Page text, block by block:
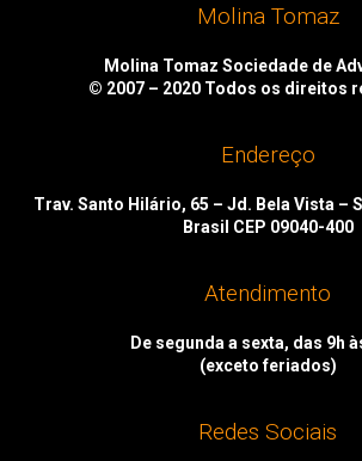
Molina Tomaz
Molina Tomaz Sociedade de
© 2007 – 2020 Todos os direitos
Endereço
Trav. Santo Hilário, 65 – Jd. Bela Vista –
Brasil CEP 09040-400
Atendimento
De segunda a sexta, das 9h
(exceto feriados)
Redes Sociais